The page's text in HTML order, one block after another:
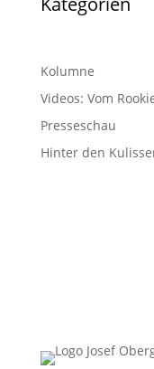
Kolumne
Videos: Vom
Presseschau
Hinter den